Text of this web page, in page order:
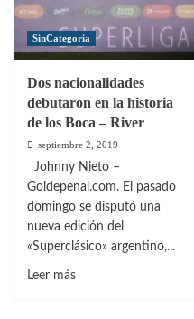
SinCategoria
Dos nacionalidades
debutaron en la historia
de los Boca – River
septiembre 2, 2019
Johnny Nieto –
Goldepenal.com. El pasado
domingo se disputó una
nueva edición del
«Superclásico» argentino,...
Leer másLeer